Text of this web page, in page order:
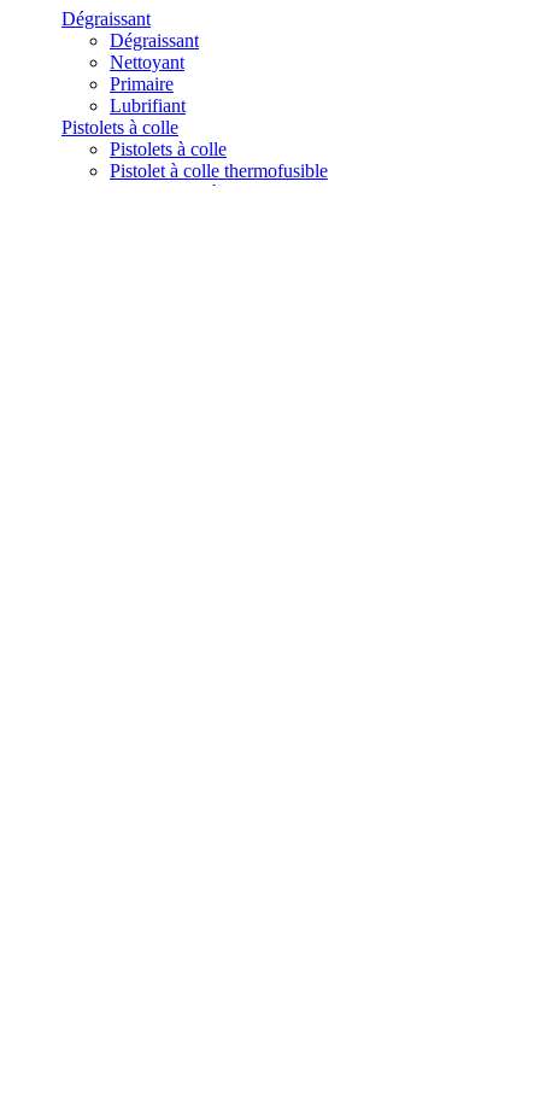
Dégraissant
Dégraissant
Nettoyant
Primaire
Lubrifiant
Pistolets à colle
Pistolets à colle
Pistolet à colle thermofusible
Buses pour pistolet à colle